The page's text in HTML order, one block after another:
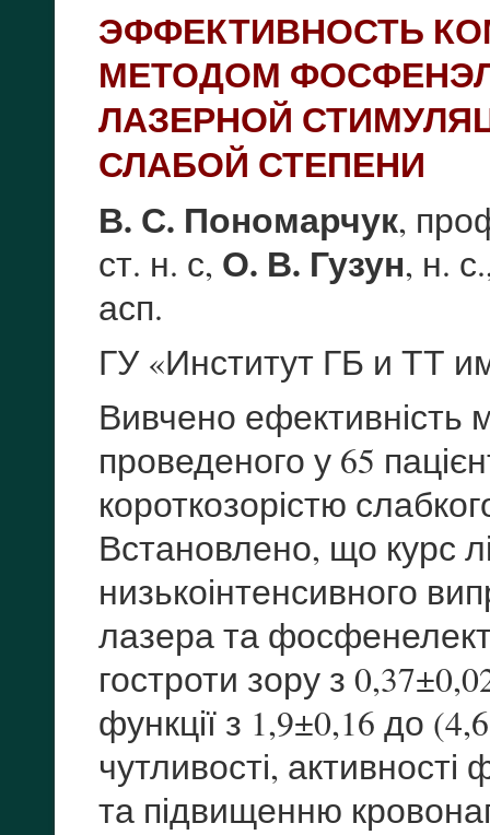
ЭФФЕКТИВНОСТЬ
МЕТОДОМ
ЛАЗЕРНОЙ
СЛАБОЙ СТЕПЕНИ
В. С. Пономарчук,
ст. н. с, О. В. Гузун, н.
асп.
ГУ «Институт ГБ и ТТ
Вивчено ефективність
проведеного у 65
короткозорістю
Встановлено, що курс
низькоінтенсивного
лазера та
гостроти зору з
функції з 1,9±0,16 до
чутливості,
та підвищенню